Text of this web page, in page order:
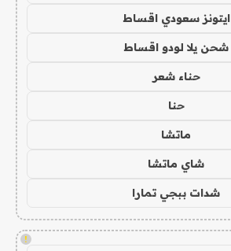
ايتونز سعودي اقساط
شحن يلا لودو اقساط
حناء شعر
حنا
ماتشا
شاي ماتشا
شدات ببجي تمارا
!